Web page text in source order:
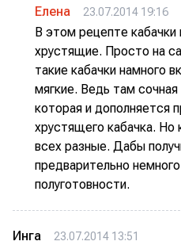
Елена 23.07.2014 19:16
В этом рецепте
хрустящие. Просто на
такие кабачки намного
мягкие. Ведь там
которая и дополняется
хрустящего кабачка.
всех разные. Дабы
предварительно
полуготовности.
Инга 23.07.2014 13:51